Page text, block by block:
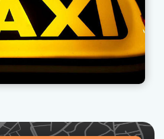
відкрита для водія в
дозволяє оперативно вирішувати
з пасажирами, надає
в тій чи іншій ситуації.